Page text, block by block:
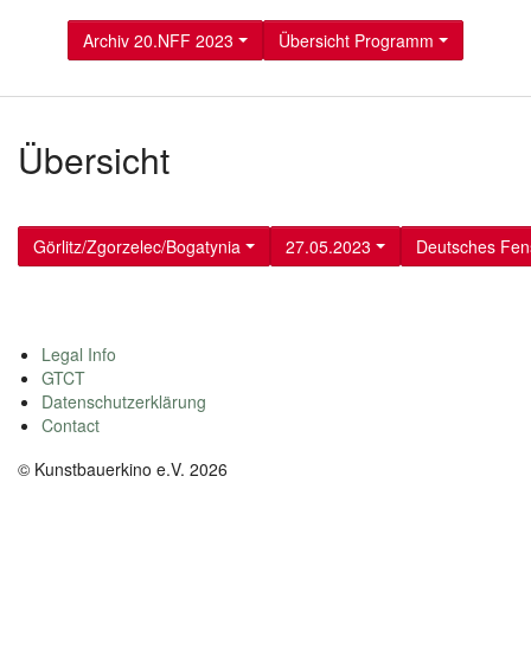
Archiv 20.NFF 2023 Übersicht Programm
Übersicht
Görlitz/Zgorzelec/Bogatynia 27.05.2023 Deutsches
Legal Info
GTCT
Datenschutzerklärung
Contact
© Kunstbauerkino e.V. 2026